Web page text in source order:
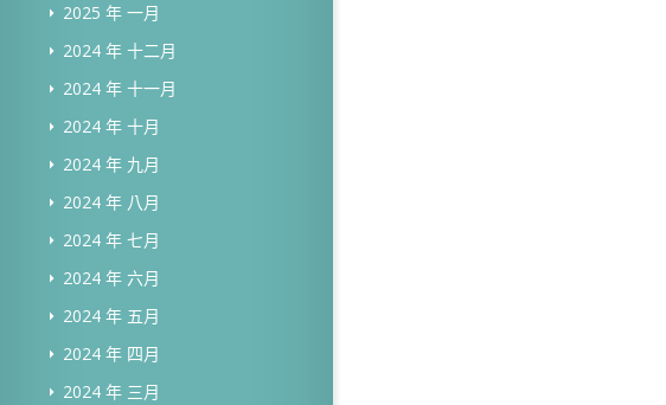
2025 年 一月
2024 年 十二月
2024 年 十一月
2024 年 十月
2024 年 九月
2024 年 八月
2024 年 七月
2024 年 六月
2024 年 五月
2024 年 四月
2024 年 三月